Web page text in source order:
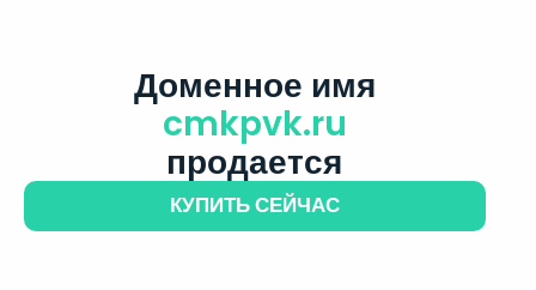
Доменное имя
cmkpvk.ru
продается
КУПИТЬ СЕЙЧАС